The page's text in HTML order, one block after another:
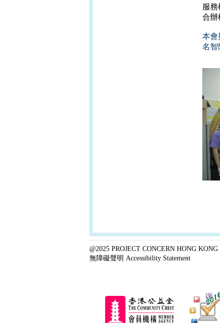
服
合辦
本會
名智
@2025 PROJECT CONCERN HONG
無障礙聲明 Accessibility Statement